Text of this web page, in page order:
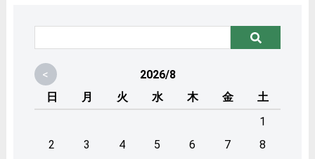
<
2026/8
日
月 火 水 木 金
土
1
2
3 4 5 6 7
8